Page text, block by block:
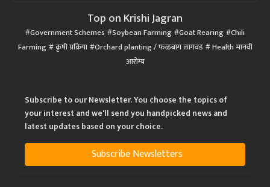
Top on Krishi Jagran
Government Schemes Soybean Farming Goat Rearing Chili
Farming कृषी प्रक्रिया Orchard planting / फळबाग लागवड Health मानवी
आरोग्य
Subscribe to our Newsletter. You choose the topics of
your interest and we'll send you handpicked news and
latest updates based on your choice.
Subscribe Newsletters